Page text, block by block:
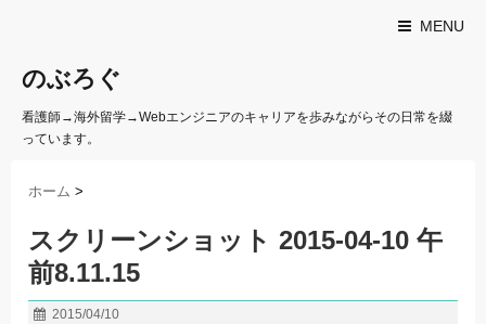
MENU
のぶろぐ
看護師→海外留学→Webエンジニアのキャリアを歩みながらその日常を綴
っています。
ホーム >
スクリーンショット 2015-04-10 午
前8.11.15
2015/04/10